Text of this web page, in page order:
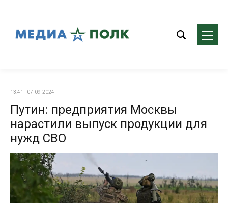
13:41 | 07-09-2024
Путин: предприятия Москвы
нарастили выпуск продукции для
нужд СВО